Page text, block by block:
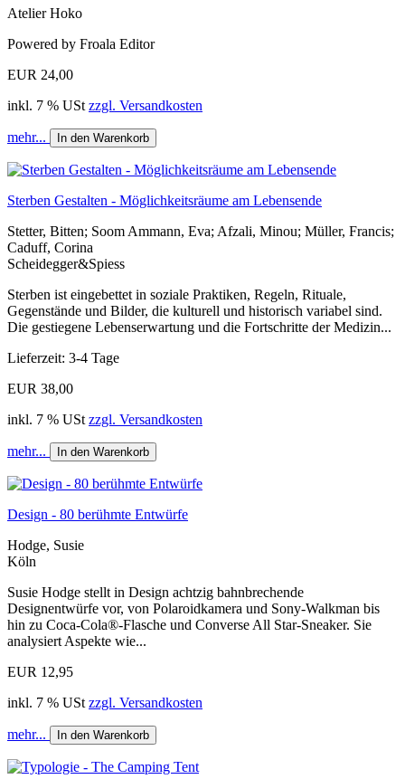
Atelier Hoko
Powered by Froala Editor
EUR 24,00
inkl. 7 % USt zzgl. Versandkosten
mehr... In den Warenkorb
Sterben Gestalten - Möglichkeitsräume am Lebensende
Stetter, Bitten; Soom Ammann, Eva; Afzali, Minou; Müller, Francis;
Caduff, Corina
Scheidegger&Spiess
Sterben ist eingebettet in soziale Praktiken, Regeln, Rituale,
Gegenstände und Bilder, die kulturell und historisch variabel sind.
Die gestiegene Lebenserwartung und die Fortschritte der Medizin...
Lieferzeit: 3-4 Tage
EUR 38,00
inkl. 7 % USt zzgl. Versandkosten
mehr... In den Warenkorb
Design - 80 berühmte Entwürfe
Hodge, Susie
Köln
Susie Hodge stellt in Design achtzig bahnbrechende
Designentwürfe vor, von Polaroidkamera und Sony-Walkman bis
hin zu Coca-Cola®-Flasche und Converse All Star-Sneaker. Sie
analysiert Aspekte wie...
EUR 12,95
inkl. 7 % USt zzgl. Versandkosten
mehr... In den Warenkorb